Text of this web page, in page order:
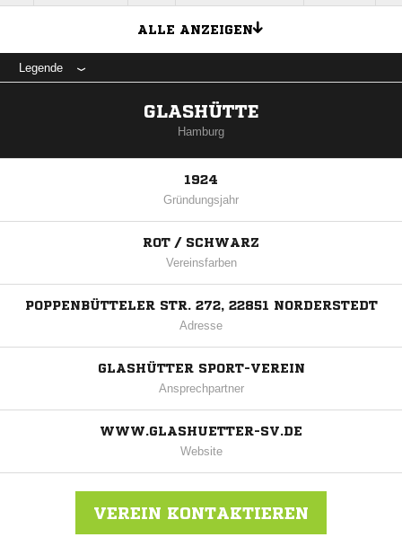
ALLE ANZEIGEN
Legende
GLASHÜTTE
Hamburg
1924
Gründungsjahr
ROT / SCHWARZ
Vereinsfarben
POPPENBÜTTELER STR. 272, 22851 NORDERSTEDT
Adresse
GLASHÜTTER SPORT-VEREIN
Ansprechpartner
WWW.GLASHUETTER-SV.DE
Website
VEREIN KONTAKTIEREN